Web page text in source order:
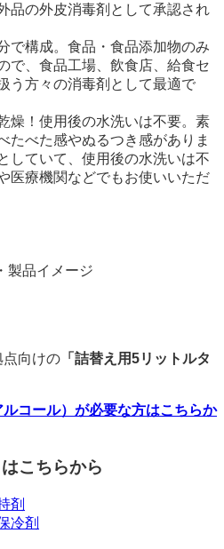
品の外皮消毒剤として承認され
で構成。食品・食品添加物のみ
で、食品工場、飲食店、給食セ
う方々の消毒剤として最適で
燥！使用後の水洗いは不要。素
たべた感やぬるつき感がありま
していて、使用後の水洗いは不
医療機関などでもお使いいただ
点向けの 「詰替え用5リットルタ
コール）が必要な方はこちらか
こちらから
剤
冷剤